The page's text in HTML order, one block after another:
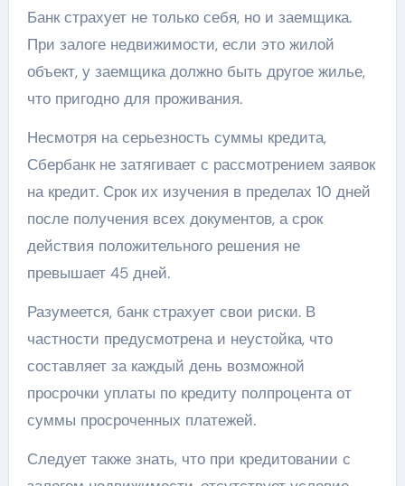
Банк страхует не только себя, но и заемщика.
При залоге недвижимости, если это жилой
объект, у заемщика должно быть другое жилье,
что пригодно для проживания.
Несмотря на серьезность суммы кредита,
Сбербанк не затягивает с рассмотрением заявок
на кредит. Срок их изучения в пределах 10 дней
после получения всех документов, а срок
действия положительного решения не
превышает 45 дней.
Разумеется, банк страхует свои риски. В
частности предусмотрена и неустойка, что
составляет за каждый день возможной
просрочки уплаты по кредиту полпроцента от
суммы просроченных платежей.
Следует также знать, что при кредитовании с